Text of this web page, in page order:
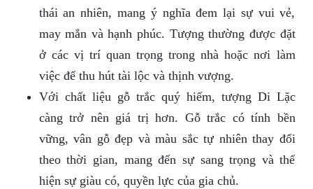
thái an nhiên, mang ý nghĩa đem lại sự vui vẻ,
may mắn và hạnh phúc. Tượng thường được đặt
ở các vị trí quan trọng trong nhà hoặc nơi làm
việc để thu hút tài lộc và thịnh vượng.
Với chất liệu gỗ trắc quý hiếm, tượng Di Lặc
càng trở nên giá trị hơn. Gỗ trắc có tính bền
vững, vân gỗ đẹp và màu sắc tự nhiên thay đổi
theo thời gian, mang đến sự sang trọng và thể
hiện sự giàu có, quyền lực của gia chủ.